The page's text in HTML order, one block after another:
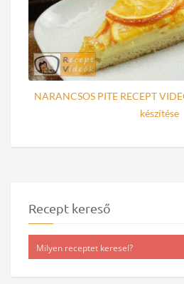
NARANCSOS PITE RECEPT
készítése
Recept kereső